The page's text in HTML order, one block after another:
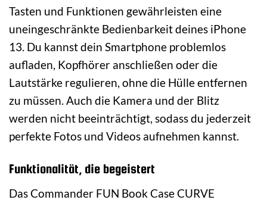
Tasten und Funktionen gewährleisten eine
uneingeschränkte Bedienbarkeit deines iPhone
13. Du kannst dein Smartphone problemlos
aufladen, Kopfhörer anschließen oder die
Lautstärke regulieren, ohne die Hülle entfernen
zu müssen. Auch die Kamera und der Blitz
werden nicht beeinträchtigt, sodass du jederzeit
perfekte Fotos und Videos aufnehmen kannst.
Funktionalität, die begeistert
Das Commander FUN Book Case CURVE